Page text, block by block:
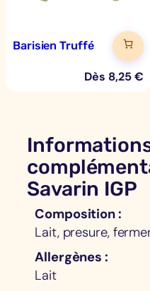
Barisien Truffé
Dès 8,25€
Savarin IGP
Composition
Lait, presure,
Allergènes
Lait